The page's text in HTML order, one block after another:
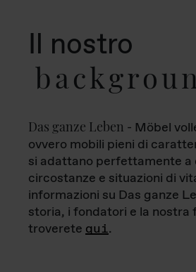
Il nostro
Das ganze Leben - Möbel
ovvero mobili pieni di
si adattano perfettamente a
circostanze e situazioni di
informazioni su Das ganze
storia, i fondatori e la nostra
troverete qui.